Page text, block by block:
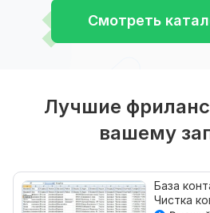
Смотреть
Лучшие
вашему
База
Чистка